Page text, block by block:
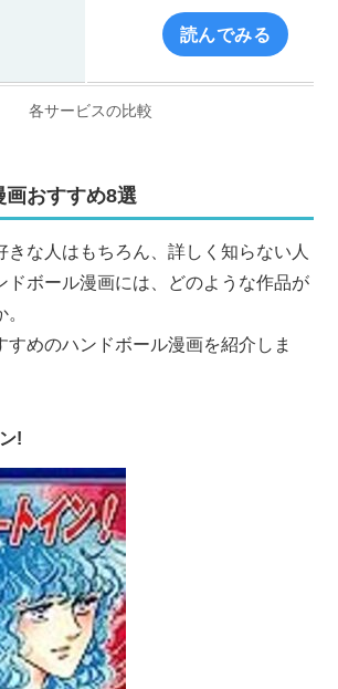
読んでみる
各サービスの比較
画おすすめ8選
きな人はもちろん、詳しく知らない人
ドボール漫画には、どのような作品が
すめのハンドボール漫画を紹介しま
!